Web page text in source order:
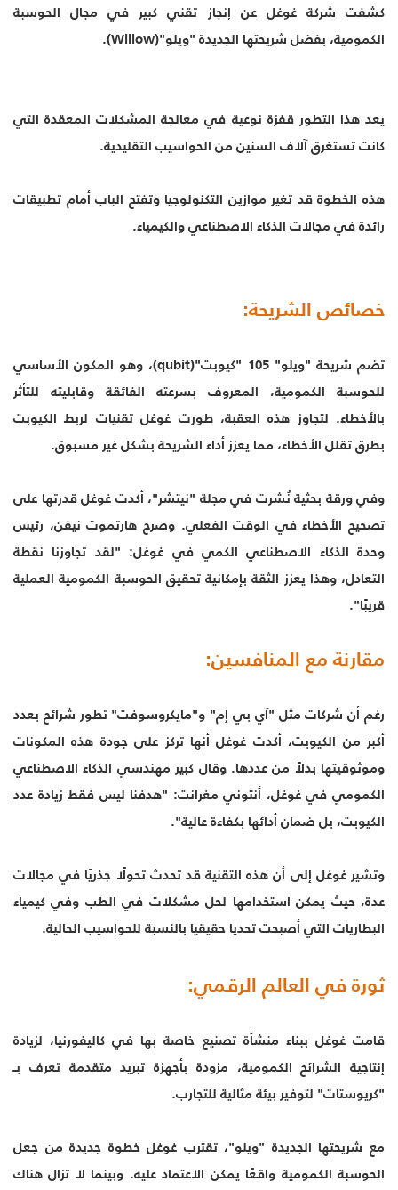
كشفت شركة غوغل عن إنجاز تقني كبير في مجال الحوسبة
الكمومية، بفضل شريحتها الجديدة "ويلو"(Willow).
يعد هذا التطور قفزة نوعية في معالجة المشكلات المعقدة التي
كانت تستغرق آلاف السنين من الحواسيب التقليدية.
هذه الخطوة قد تغير موازين التكنولوجيا وتفتح الباب أمام تطبيقات
رائدة في مجالات الذكاء الاصطناعي والكيمياء.
خصائص الشريحة:
تضم شريحة "ويلو" 105 "كيوبت"(qubit)، وهو المكون الأساسي
للحوسبة الكمومية، المعروف بسرعته الفائقة وقابليته للتأثر
بالأخطاء. لتجاوز هذه العقبة، طورت غوغل تقنيات لربط الكيوبت
بطرق تقلل الأخطاء، مما يعزز أداء الشريحة بشكل غير مسبوق.
وفي ورقة بحثية نُشرت في مجلة "نيتشر"، أكدت غوغل قدرتها على
تصحيح الأخطاء في الوقت الفعلي. وصرح هارتموت نيفن، رئيس
وحدة الذكاء الاصطناعي الكمي في غوغل: "لقد تجاوزنا نقطة
التعادل، وهذا يعزز الثقة بإمكانية تحقيق الحوسبة الكمومية العملية
قريبًا".
مقارنة مع المنافسين:
رغم أن شركات مثل "آي بي إم" و"مايكروسوفت" تطور شرائح بعدد
أكبر من الكيوبت، أكدت غوغل أنها تركز على جودة هذه المكونات
وموثوقيتها بدلاً من عددها. وقال كبير مهندسي الذكاء الاصطناعي
الكمومي في غوغل، أنتوني مغرانت: "هدفنا ليس فقط زيادة عدد
الكيوبت، بل ضمان أدائها بكفاءة عالية".
وتشير غوغل إلى أن هذه التقنية قد تحدث تحولًا جذريًا في مجالات
عدة، حيث يمكن استخدامها لحل مشكلات في الطب وفي كيمياء
البطاريات التي أصبحت تحديا حقيقيا بالنسبة للحواسيب الحالية.
ثورة في العالم الرقمي:
قامت غوغل ببناء منشأة تصنيع خاصة بها في كاليفورنيا، لزيادة
إنتاجية الشرائح الكمومية، مزودة بأجهزة تبريد متقدمة تعرف بـ
"كريوستات" لتوفير بيئة مثالية للتجارب.
مع شريحتها الجديدة "ويلو"، تقترب غوغل خطوة جديدة من جعل
الحوسبة الكمومية واقعًا يمكن الاعتماد عليه. وبينما لا تزال هناك